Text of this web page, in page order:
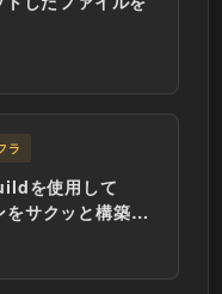
ラ
を使用して
サクッと構築す